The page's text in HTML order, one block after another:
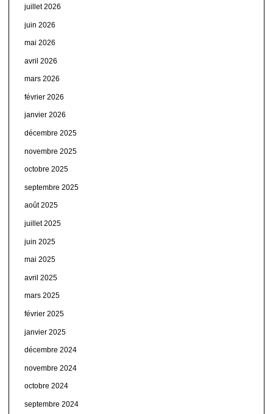
juillet 2026
juin 2026
mai 2026
avril 2026
mars 2026
février 2026
janvier 2026
décembre 2025
novembre 2025
octobre 2025
septembre 2025
août 2025
juillet 2025
juin 2025
mai 2025
avril 2025
mars 2025
février 2025
janvier 2025
décembre 2024
novembre 2024
octobre 2024
septembre 2024